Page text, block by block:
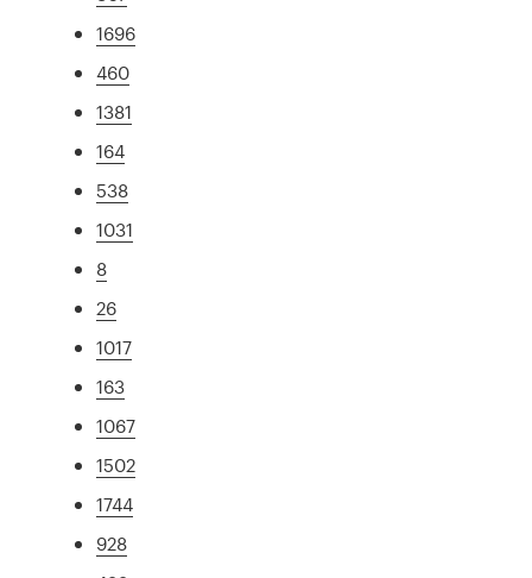
1696
460
1381
164
538
1031
8
26
1017
163
1067
1502
1744
928